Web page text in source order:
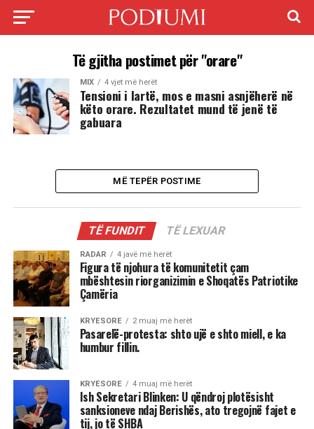
Të gjitha postimet për "orare"
MIX 4 vjet më herët
Tensioni i lartë, mos e masni asnjëherë në
këto orare. Rezultatet mund të jenë të
gabuara
MË TEPËR POSTIME
TË FUNDIT TË LEXUAR
RADAR 4 javë më herët
Figura të njohura të komunitetit çam
mbështesin riorganizimin e Shoqatës Patriotike
Çamëria
KRYESORE 2 muaj më herët
Pasarelë-protesta: shto ujë e shto miell, e ka
humbur fillin.
KRYESORE 4 muaj më herët
Ish Sekretari Blinken: U qëndroj plotësisht
sanksioneve ndaj Berishës, ato tregojnë fajet e
tij, jo të SHBA